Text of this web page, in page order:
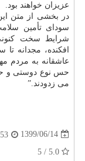
عزیزان خواهند بود.
در بخشی از متن
سودای تأمین
شرایط سخت
افکنده، مجدانه
عاشقانه به مردم
حس نوع دوستی و
می زدودند.”
1399/06/14